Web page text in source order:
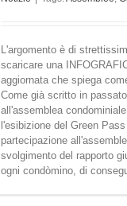
L'argomento è di
scaricare una
aggiornata che spiega
Come già scritto in
all'assemblea
l'esibizione del Green
partecipazione
svolgimento del rapporto
ogni condòmino, di